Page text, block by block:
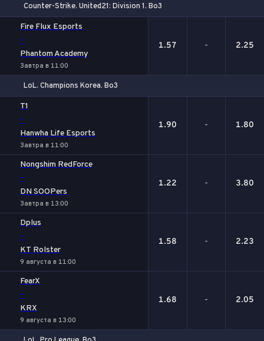
Counter-Strike. United21: Division 1. Bo3
Fire Flux Esports
-
Phantom Academy
Завтра в 11:00
1.57 - 2.25
LoL. Champions Korea. Bo3
T1
-
Hanwha Life Esports
Завтра в 11:00
1.90 - 1.80
Nongshim RedForce
-
DN SOOPers
Завтра в 13:00
1.22 - 3.80
Dplus
-
KT Rolster
9 августа в 11:00
1.58 - 2.23
FearX
-
KRX
9 августа в 13:00
1.68 - 2.05